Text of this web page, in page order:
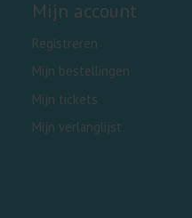
Mijn account
Registreren
Mijn bestellingen
Mijn tickets
Mijn verlanglijst